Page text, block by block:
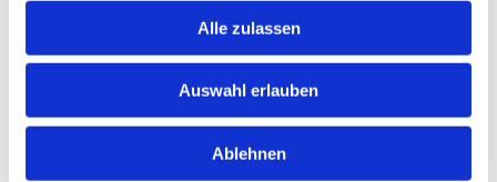
Alle zulassen
Auswahl erlauben
Ablehnen
Fachbereichsleiterin - Kosmetik
wird in den Teilen I und II bei der Vorbereitung auf die